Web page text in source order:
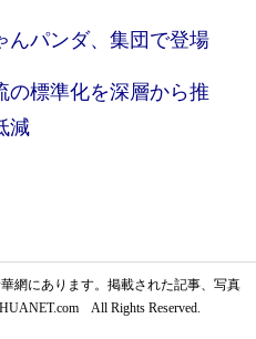
んパンダ、集団で登場
の標準化を深層から推
減
網にあります。掲載された記事、写真
All Rights Reserved.